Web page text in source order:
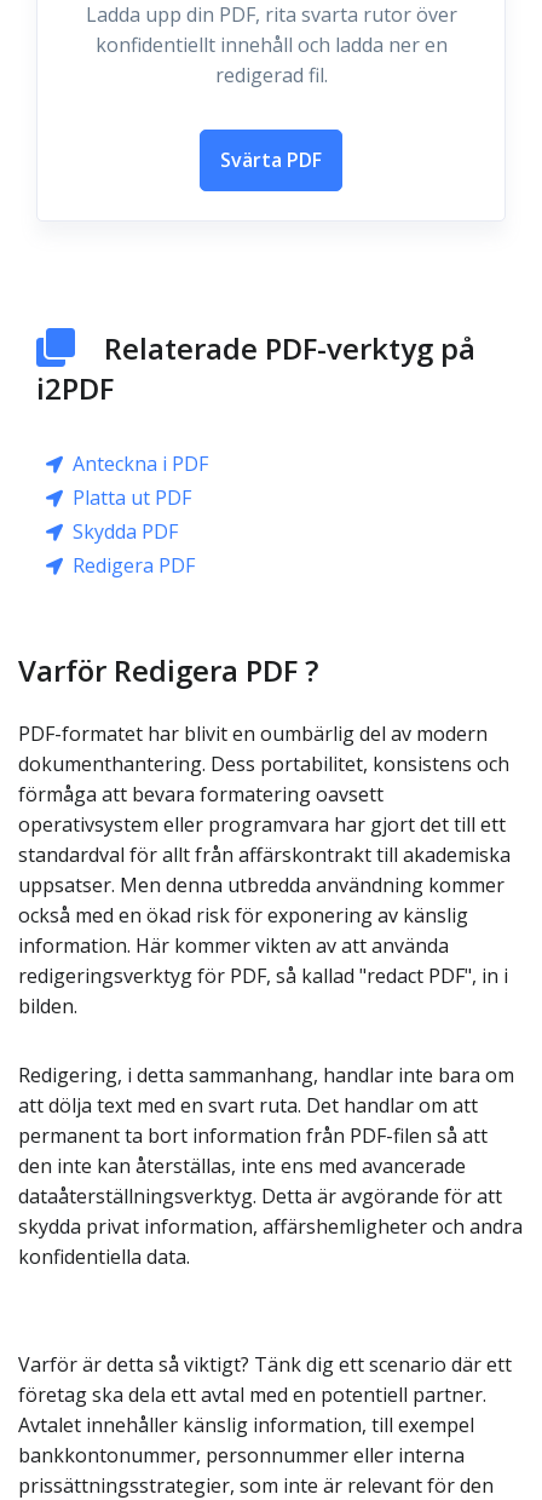
Ladda upp din PDF, rita svarta rutor över
konfidentiellt innehåll och ladda ner en
redigerad fil.
Svärta PDF
Relaterade PDF-verktyg på
i2PDF
Anteckna i PDF
Platta ut PDF
Skydda PDF
Redigera PDF
Varför Redigera PDF ?
PDF-formatet har blivit en oumbärlig del av modern
dokumenthantering. Dess portabilitet, konsistens och
förmåga att bevara formatering oavsett
operativsystem eller programvara har gjort det till ett
standardval för allt från affärskontrakt till akademiska
uppsatser. Men denna utbredda användning kommer
också med en ökad risk för exponering av känslig
information. Här kommer vikten av att använda
redigeringsverktyg för PDF, så kallad "redact PDF", in i
bilden.
Redigering, i detta sammanhang, handlar inte bara om
att dölja text med en svart ruta. Det handlar om att
permanent ta bort information från PDF-filen så att
den inte kan återställas, inte ens med avancerade
dataåterställningsverktyg. Detta är avgörande för att
skydda privat information, affärshemligheter och andra
konfidentiella data.
Varför är detta så viktigt? Tänk dig ett scenario där ett
företag ska dela ett avtal med en potentiell partner.
Avtalet innehåller känslig information, till exempel
bankkontonummer, personnummer eller interna
prissättningsstrategier, som inte är relevant för den